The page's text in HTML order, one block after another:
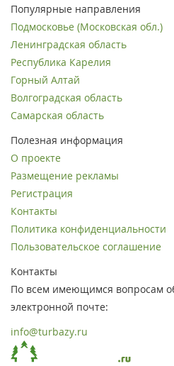
Популярные направления
Подмосковье (Московская обл.)
Ленинградская область
Республика Карелия
Горный Алтай
Волгоградская область
Самарская область
Полезная информация
О проекте
Размещение рекламы
Регистрация
Контакты
Политика конфиденциальности
Пользовательское соглашение
Контакты
По всем имеющимся вопросам
электронной почте:
info@turbazy.ru